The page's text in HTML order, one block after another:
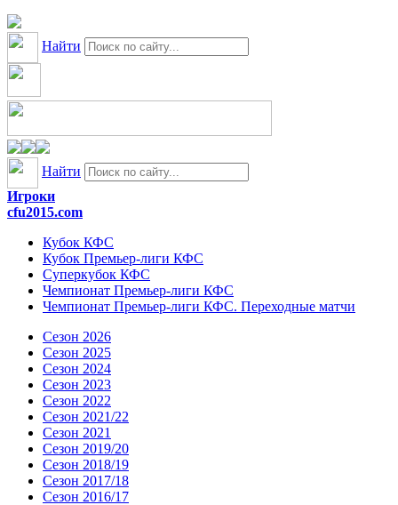
Найти
Найти
Игроки
cfu2015.com
Кубок КФС
Кубок Премьер-лиги КФС
Суперкубок КФС
Чемпионат Премьер-лиги КФС
Чемпионат Премьер-лиги КФС. Переходные матчи
Сезон 2026
Сезон 2025
Сезон 2024
Сезон 2023
Сезон 2022
Сезон 2021/22
Сезон 2021
Сезон 2019/20
Сезон 2018/19
Сезон 2017/18
Сезон 2016/17